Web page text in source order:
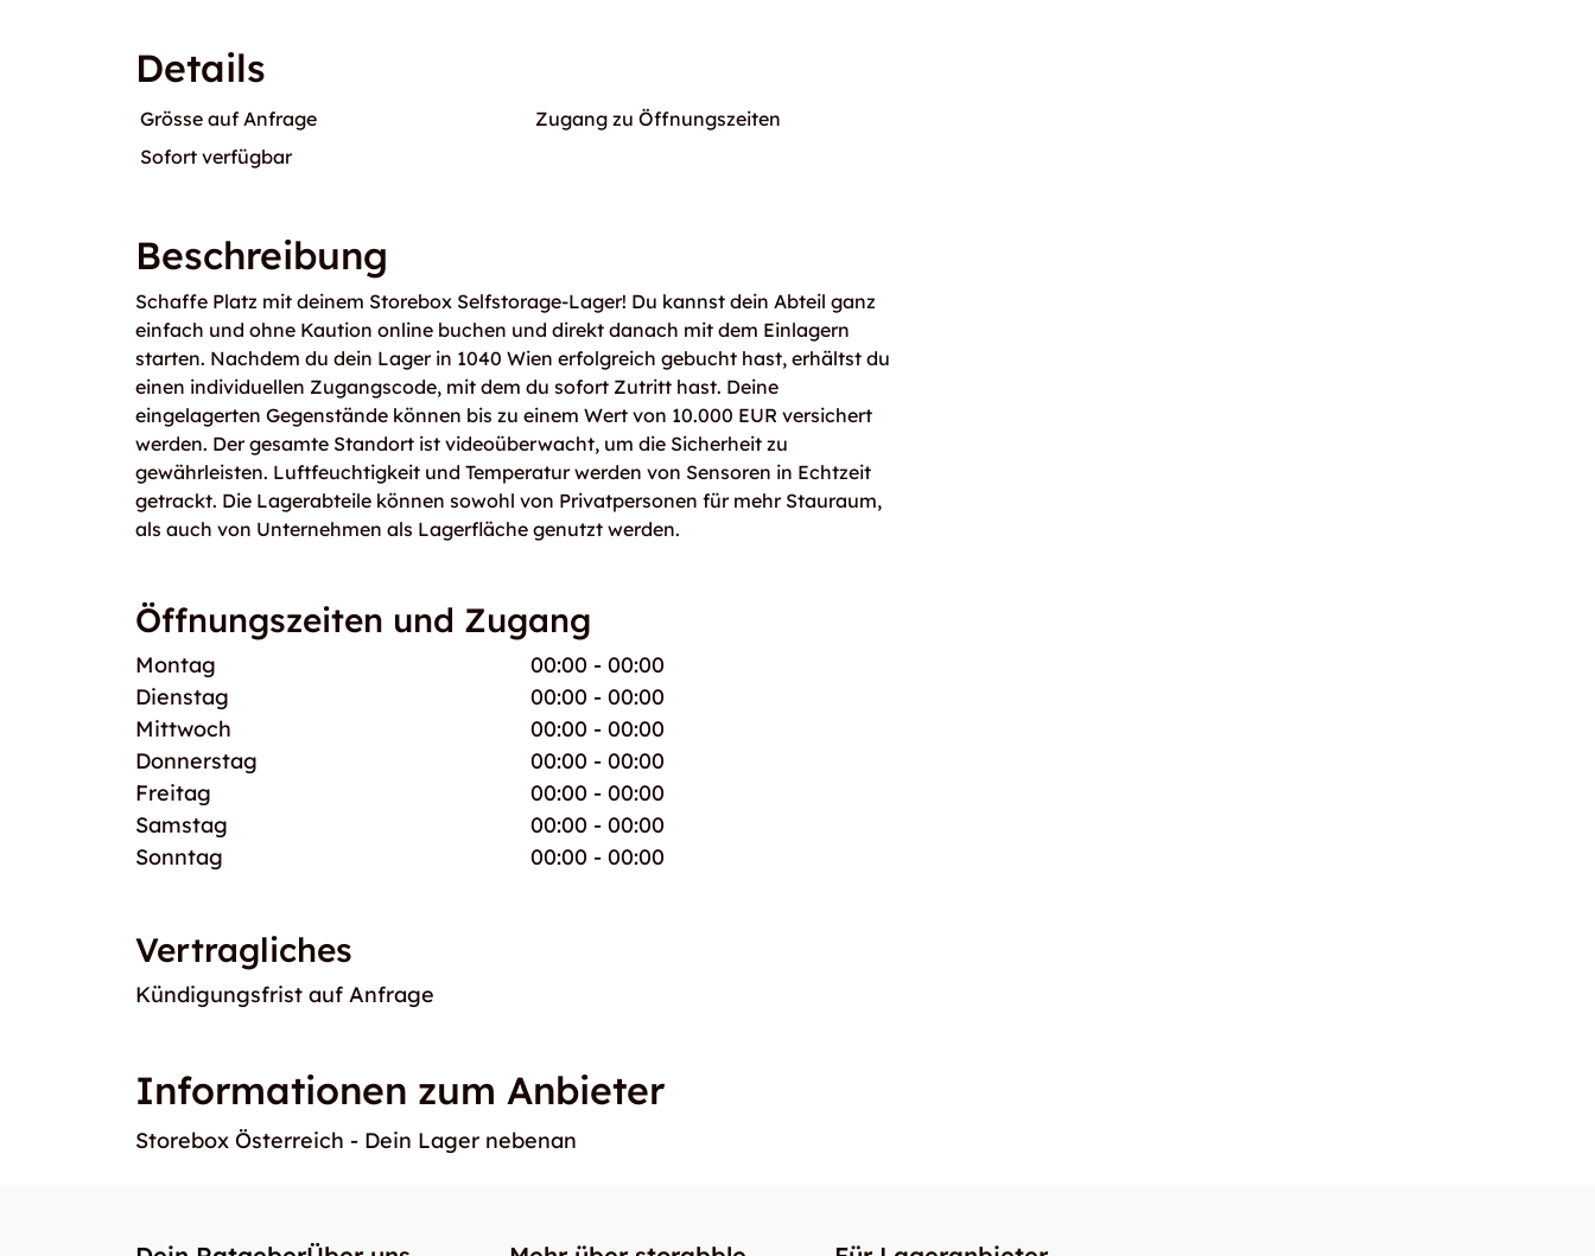
Details
Grösse auf Anfrage
Zugang zu Öffnungszeiten
Sofort verfügbar
Beschreibung
Schaffe Platz mit deinem Storebox Selfstorage-Lager! Du kannst dein Abteil ganz
einfach und ohne Kaution online buchen und direkt danach mit dem Einlagern
starten. Nachdem du dein Lager in 1040 Wien erfolgreich gebucht hast, erhältst du
einen individuellen Zugangscode, mit dem du sofort Zutritt hast. Deine
eingelagerten Gegenstände können bis zu einem Wert von 10.000 EUR versichert
werden. Der gesamte Standort ist videoüberwacht, um die Sicherheit zu
gewährleisten. Luftfeuchtigkeit und Temperatur werden von Sensoren in Echtzeit
getrackt. Die Lagerabteile können sowohl von Privatpersonen für mehr Stauraum,
als auch von Unternehmen als Lagerfläche genutzt werden.
Öffnungszeiten und Zugang
Montag
00:00 - 00:00
Dienstag
00:00 - 00:00
Mittwoch
00:00 - 00:00
Donnerstag
00:00 - 00:00
Freitag
00:00 - 00:00
Samstag
00:00 - 00:00
Sonntag
00:00 - 00:00
Vertragliches
Kündigungsfrist auf Anfrage
Informationen zum Anbieter
Storebox Österreich - Dein Lager nebenan